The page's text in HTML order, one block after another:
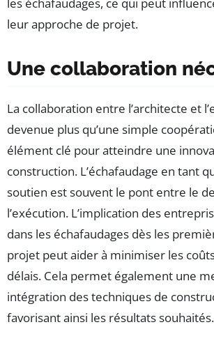
les échafaudages, ce qui peut
leur approche de projet.
Une collaboration
La collaboration entre l’architecte et
devenue plus qu’une simple
élément clé pour atteindre une
construction. L’échafaudage en tant
soutien est souvent le pont entre le
l’exécution. L’implication des
dans les échafaudages dès les
projet peut aider à minimiser les
délais. Cela permet également une
intégration des techniques de
favorisant ainsi les résultats souhaités.